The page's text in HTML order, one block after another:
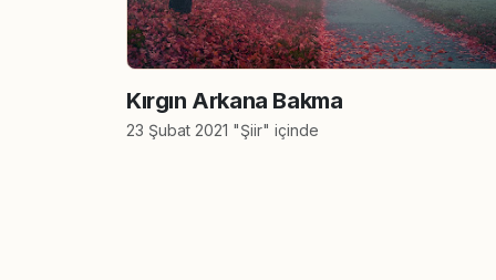
Kırgın Arkana Bakma
23 Şubat 2021 "Şiir" içinde